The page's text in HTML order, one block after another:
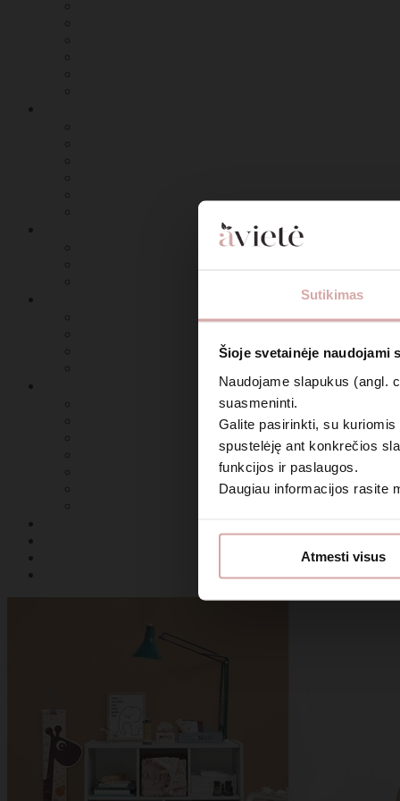
Sutikimas
Šioje svetainėje naudojami
Naudojame slapukus (angl.
suasmeninti.
Galite pasirinkti, su
spustelėję ant konkrečios
funkcijos ir paslaugos.
Daugiau informacijos rasite
Atmesti visus
Daugiau